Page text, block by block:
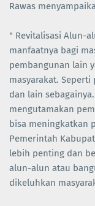
Rawas
" Revitalisasi Alun-
manfaatnya bagi
pembangunan lain
masyarakat.
dan lain
mengutamakan
bisa meningkatkan
Pemerintah
lebih penting dan
alun-alun atau
dikeluhkan